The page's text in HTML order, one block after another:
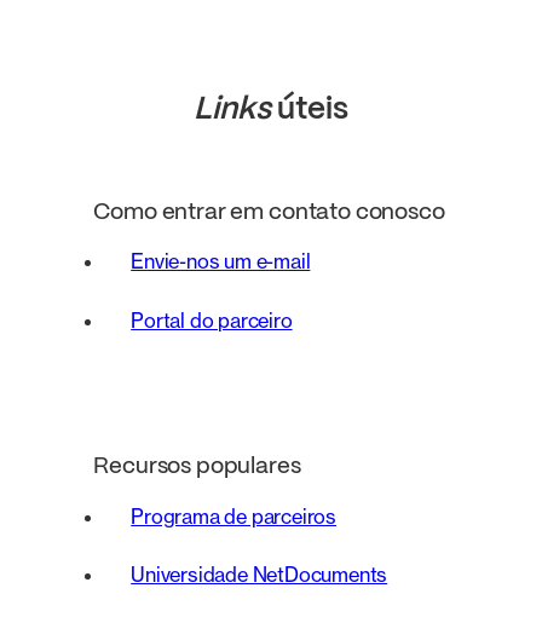
Linksúteis
Como entrar em contato conosco
Envie-nos um e-mail
Portal do parceiro
Recursos populares
Programa de parceiros
Universidade NetDocuments